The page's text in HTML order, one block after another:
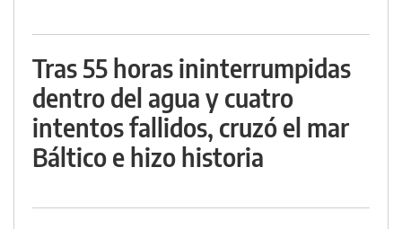
Tras 55 horas ininterrumpidas
dentro del agua y cuatro
intentos fallidos, cruzó el mar
Báltico e hizo historia